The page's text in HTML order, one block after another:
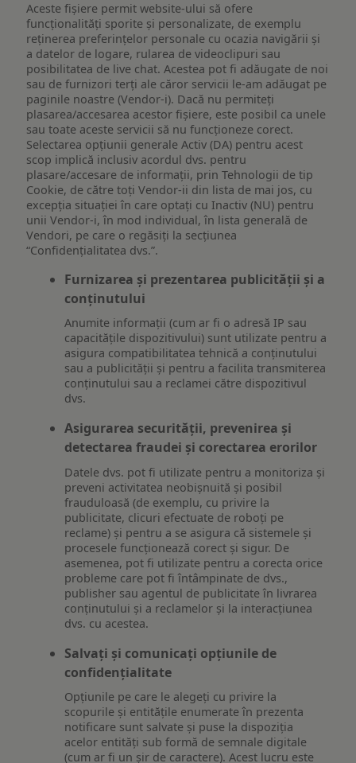
Aceste fișiere permit website-ului să ofere
funcționalități sporite și personalizate, de exemplu
reţinerea preferinţelor personale cu ocazia navigării și
a datelor de logare, rularea de videoclipuri sau
posibilitatea de live chat. Acestea pot fi adăugate de noi
sau de furnizori terți ale căror servicii le-am adăugat pe
paginile noastre (Vendor-i). Dacă nu permiteți
plasarea/accesarea acestor fișiere, este posibil ca unele
sau toate aceste servicii să nu funcționeze corect.
Selectarea opțiunii generale Activ (DA) pentru acest
scop implică inclusiv acordul dvs. pentru
plasare/accesare de informații, prin Tehnologii de tip
Cookie, de către toți Vendor-ii din lista de mai jos, cu
excepția situației în care optați cu Inactiv (NU) pentru
unii Vendor-i, în mod individual, în lista generală de
Vendori, pe care o regăsiți la secțiunea
“Confidențialitatea dvs.”.
Furnizarea și prezentarea publicității și a
conținutului
Anumite informații (cum ar fi o adresă IP sau
capacitățile dispozitivului) sunt utilizate pentru a
asigura compatibilitatea tehnică a conținutului
sau a publicității și pentru a facilita transmiterea
conținutului sau a reclamei către dispozitivul
dvs.
Asigurarea securității, prevenirea și
detectarea fraudei și corectarea erorilor
Datele dvs. pot fi utilizate pentru a monitoriza și
preveni activitatea neobișnuită și posibil
frauduloasă (de exemplu, cu privire la
publicitate, clicuri efectuate de roboți pe
reclame) și pentru a se asigura că sistemele și
procesele funcționează corect și sigur. De
asemenea, pot fi utilizate pentru a corecta orice
probleme care pot fi întâmpinate de dvs.,
publisher sau agentul de publicitate în livrarea
conținutului și a reclamelor și la interacțiunea
dvs. cu acestea.
Salvați și comunicați opțiunile de
confidențialitate
Opțiunile pe care le alegeți cu privire la
scopurile și entitățile enumerate în prezenta
notificare sunt salvate și puse la dispoziția
acelor entități sub formă de semnale digitale
(cum ar fi un șir de caractere). Acest lucru este